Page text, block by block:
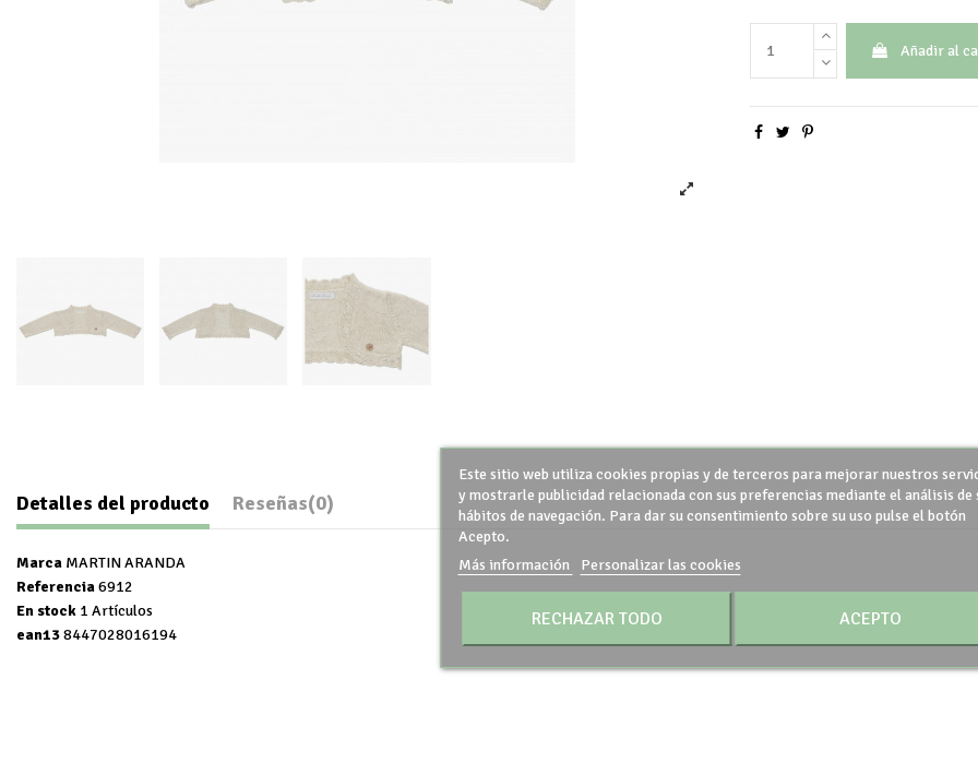
Añadir al
Detalles del producto Reseñas(0)
Marca MARTIN ARANDA
Referencia6912
En stock 1 Artículos
ean138447028016194
Este sitio web utiliza cookies propias y de terceros para mejorar nuestros
y mostrarle publicidad relacionada con sus preferencias mediante el análisis de
hábitos de navegación. Para dar su consentimiento sobre su uso pulse el botón
Acepto.
Más información
Personalizar las cookies
RECHAZAR TODO ACEPTO